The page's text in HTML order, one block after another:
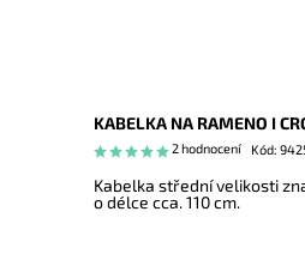
KABELKA NA RAMENO I
2 hodnocení Kód:
Kabelka střední velikosti
o délce cca. 110 cm.